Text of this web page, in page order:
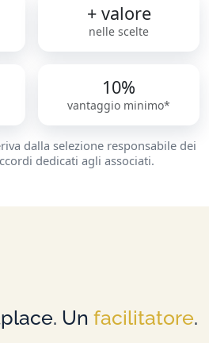
+ valore
nelle scelte
10%
vantaggio minimo*
dalla selezione responsabile dei
dedicati agli associati.
Un facilitatore.